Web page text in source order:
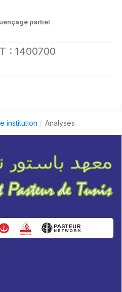
partiel
: 1400700
institution Analyses